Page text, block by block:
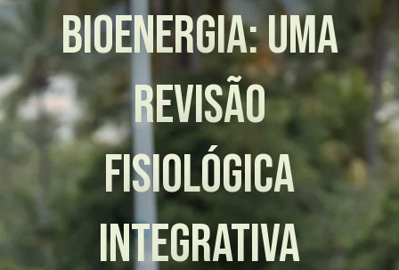
bioenergia: uma
revisão
fisiológica
integrativa